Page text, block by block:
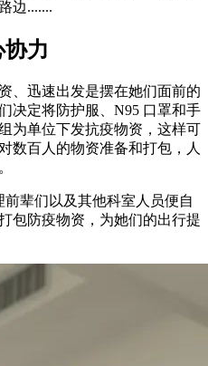
边.......
力
、迅速出发是摆在她们面前的
决定将防护服、N95 口罩和手
为单位下发抗疫物资，这样可
数百人的物资准备和打包，人
辈们以及其他科室人员便自
包防疫物资，为她们的出行提